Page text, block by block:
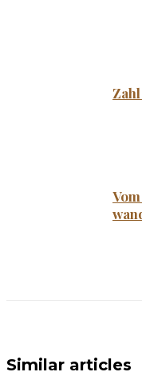
Similar articles